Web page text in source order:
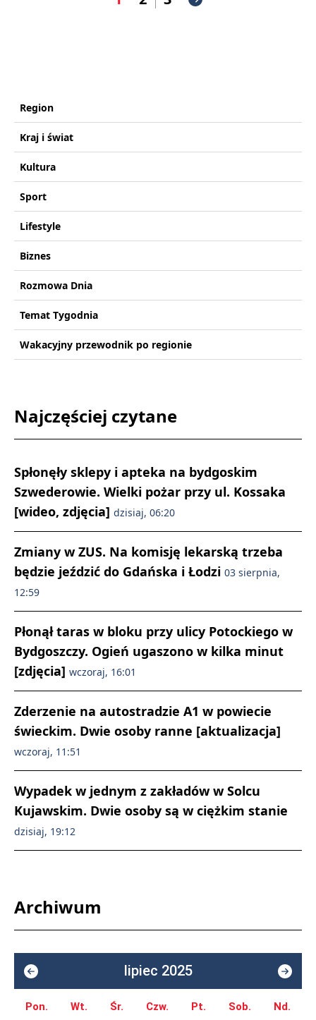
Region
Kraj i świat
Kultura
Sport
Lifestyle
Biznes
Rozmowa Dnia
Temat Tygodnia
Wakacyjny przewodnik po regionie
Najczęściej czytane
Spłonęły sklepy i apteka na bydgoskim
Szwederowie. Wielki pożar przy ul. Kossaka
[wideo, zdjęcia] dzisiaj, 06:20
Zmiany w ZUS. Na komisję lekarską trzeba
będzie jeździć do Gdańska i Łodzi 03 sierpnia,
12:59
Płonął taras w bloku przy ulicy Potockiego w
Bydgoszczy. Ogień ugaszono w kilka minut
[zdjęcia] wczoraj, 16:01
Zderzenie na autostradzie A1 w powiecie
świeckim. Dwie osoby ranne [aktualizacja]
wczoraj, 11:51
Wypadek w jednym z zakładów w Solcu
Kujawskim. Dwie osoby są w ciężkim stanie
dzisiaj, 19:12
Archiwum
lipiec 2025
Pon. Wt. Śr. Czw. Pt. Sob. Nd.